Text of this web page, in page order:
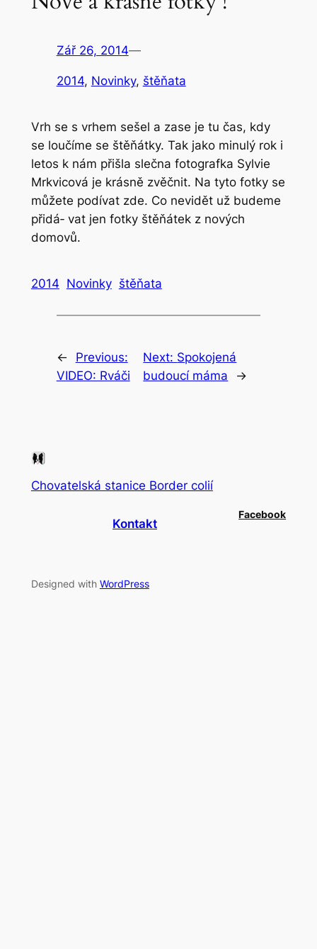
Zář 26, 2014—
2014, Novinky, štěňata
Vrh se s vrhem sešel a zase je tu čas, kdy
se loučíme se štěňátky. Tak jako minulý rok i
letos k nám přišla slečna fotografka Sylvie
Mrkvicová je krásně zvěčnit. Na tyto fotky se
můžete podívat zde. Co nevidět už budeme
přidá‐ vat jen fotky štěňátek z nových
domovů.
2014 Novinky štěňata
←
Previous:
VIDEO: Rváči
Next: Spokojená
budoucí máma
→
Chovatelská stanice Border colií
Kontakt
Facebook
Designed with WordPress